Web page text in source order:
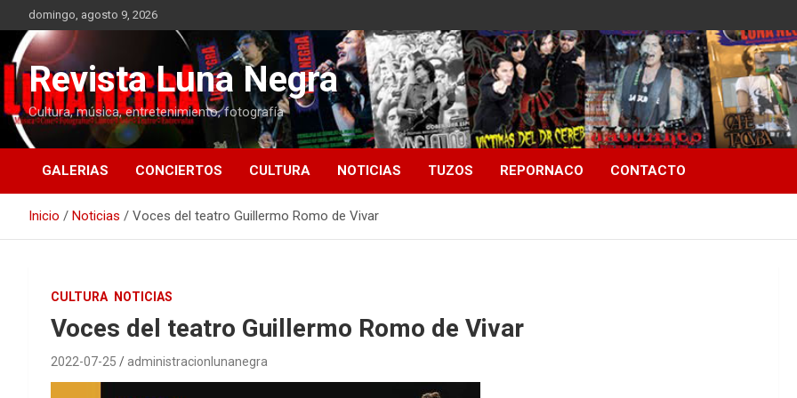
al
contenido
domingo, agosto 9, 2026
Revista Luna Negra
Cultura, música, entretenimiento, fotografía
GALERIAS CONCIERTOS CULTURA NOTICIAS TUZOS REPORNACO CONTACTO
Inicio Noticias Voces del teatro Guillermo Romo de Vivar
CULTURA NOTICIAS
Voces del teatro Guillermo Romo de Vivar
2022-07-25 administracionlunanegra